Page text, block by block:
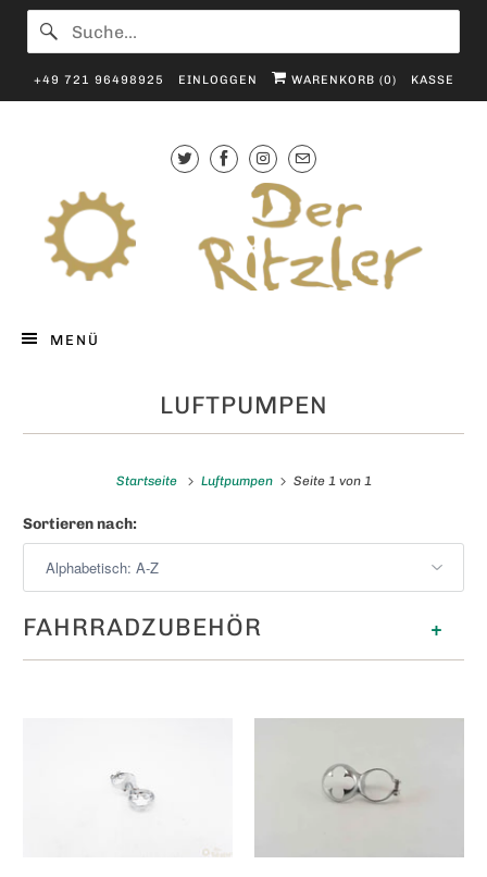
+49 721 96498925 EINLOGGEN WARENKORB (0) KASSE
MENÜ
LUFTPUMPEN
Startseite Luftpumpen Seite 1 von 1
Sortieren nach:
+
FAHRRADZUBEHÖR